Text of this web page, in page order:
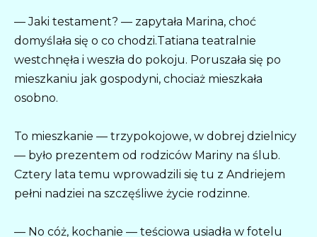
— Jaki testament? — zapytała Marina, choć
domyślała się o co chodzi.Tatiana teatralnie
westchnęła i weszła do pokoju. Poruszała się po
mieszkaniu jak gospodyni, chociaż mieszkała
osobno.
To mieszkanie — trzypokojowe, w dobrej dzielnicy
— było prezentem od rodziców Mariny na ślub.
Cztery lata temu wprowadzili się tu z Andriejem
pełni nadziei na szczęśliwe życie rodzinne.
— No cóż, kochanie — teściowa usiadła w fotelu